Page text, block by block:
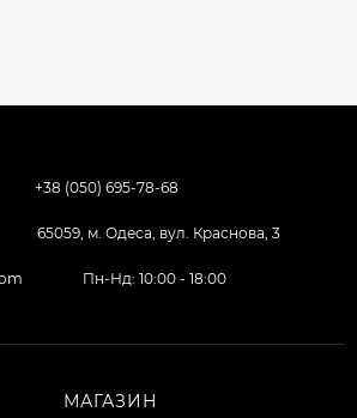
+38 (050) 695-78-68
65059, м. Одеса, вул. Краснова, 3
Пн-Нд: 10:00 - 18:00
МАГАЗИН